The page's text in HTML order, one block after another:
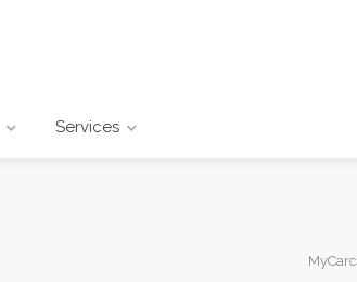
Services